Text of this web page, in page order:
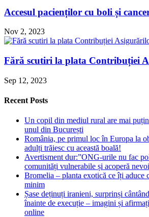
Accesul pacienților cu boli și
Nov 2, 2023
Fără scutiri la plata Contribuției
Sep 12, 2023
Recent Posts
Un copil din mediul rural are mai
unul din București
România, pe primul loc în Europa la
adulți trăiesc cu această boală!
Avertisment dur:”ONG-urile nu fac
comunități vulnerabile și acoperă
Bromelia – planta exotică ce îți aduce
minim
Șase deținuți iranieni, surprinși
înainte de execuție – imagini și
online